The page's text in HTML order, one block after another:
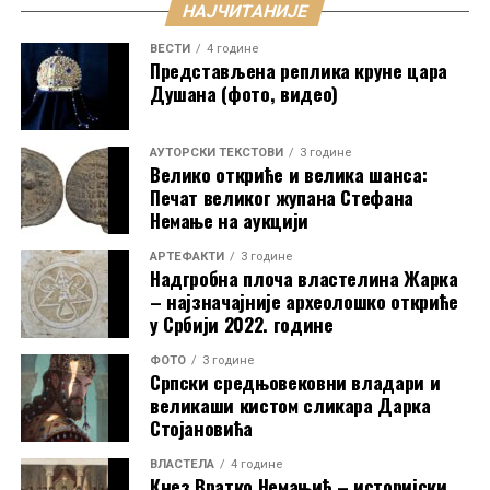
Разваљена капија порте Цркве Светог Спаса у
Подели чланак:
WhatsApp Telegram
3
y олтарском простору, три фрагментована
попрсја мученика на јужном зиду и делимично
Свети Константин и Јеленана западном зиду
наоса, као и фрескеБлаговести,Рођење Христово
Сретење, Крштење Христово
васкрсење
Ваведење Богородичино
Богородичино,Пренос тела Богородичиног,
Вазнесење Богородичино,Распеће Христово
Мироносице
Силазак y Ад .
(Манастир Пресвете Богородице) чинила
јединствену градитељску целину, која припада
рановизантијском периоду.
Манастир Пресвете Богородице у Куршумлији. Аутор фотографије
средњовековна историја.
НАЈЧИТАНИЈЕ
ВЕСТИ 4 године
Представљена реплика круне цара
Душана (фото, видео)
AУТОРСКИ ТЕКСТОВИ 3 године
Велико откриће и велика шанса:
Печат великог жупана Стефана
Немање на аукцији
АРТЕФАКТИ 3 године
Надгробна плоча властелина Жарка
– најзначајније археолошко откриће
у Србији 2022. године
ФОТО 3 године
Српски средњовековни владари и
великаши кистом сликара Дарка
Стојановића
ВЛАСТЕЛА 4 године